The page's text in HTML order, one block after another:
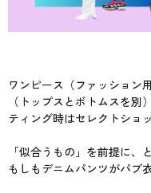
ワンピース（ファッション
（トップスとボトムスを
ティング時はセレクトショ
「似合うもの」を前提に、
もしもデニムパンツがパブ